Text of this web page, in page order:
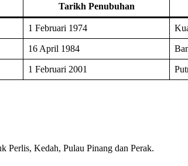
Tarikh Penubuhan
1 Februari 1974
16 April 1984
1 Februari 2001
Perlis, Kedah, Pulau Pinang dan Perak.